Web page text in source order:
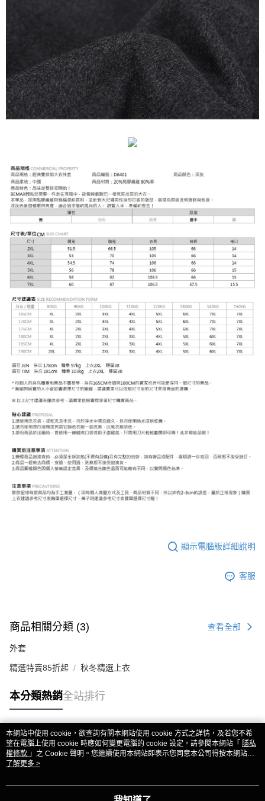
顯示電腦版詳細說明
客服
商品相關分類 (3) 查看全部
外套
精選特賣85折起 秋冬精選上衣
本分類熱銷全站排行
熱門標籤
本網站中使用 cookie，欲查詢有關本網站使用 cookie 方式之詳情，及若您不希
望在電腦上使用 cookie 時應如何變更電腦的 cookie 設定，請參閱本網站「 隱私
權條款 」之 Cookie 聲明。您繼續使用本網站即表示您同意本公司得按本網站使
用條款之 Cookie 聲明使用 cookie。
了解更多 >